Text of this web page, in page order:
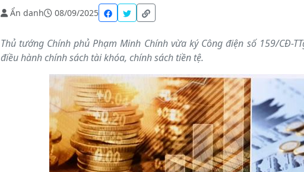
Ẩn danh 08/09/2025
Thủ tướng Chính phủ Phạm Minh Chính vừa ký Công điện số 159/CĐ-
điều hành chính sách tài khóa, chính sách tiền tệ.